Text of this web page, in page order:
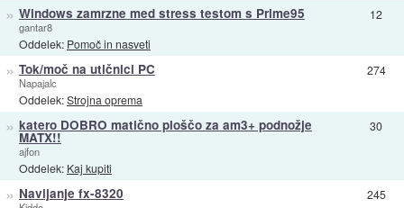
» Windows zamrzne med stress testom s Prime95
gantar8
Oddelek: Pomoč in nasveti
12
» Tok/moč na utičnici PC
Napajalc
Oddelek:Strojna oprema
274
» katero DOBRO matično ploščo za am3+ podnožje
MATX!!
ajfon
Oddelek: Kaj kupiti
30
» Navijanje fx-8320 245